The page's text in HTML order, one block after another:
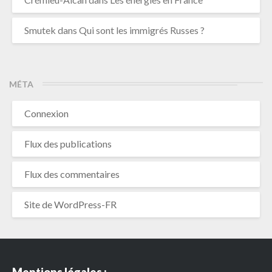
Smutek dans Qui sont les immigrés Russes ?
MÉTA
Connexion
Flux des publications
Flux des commentaires
Site de WordPress-FR